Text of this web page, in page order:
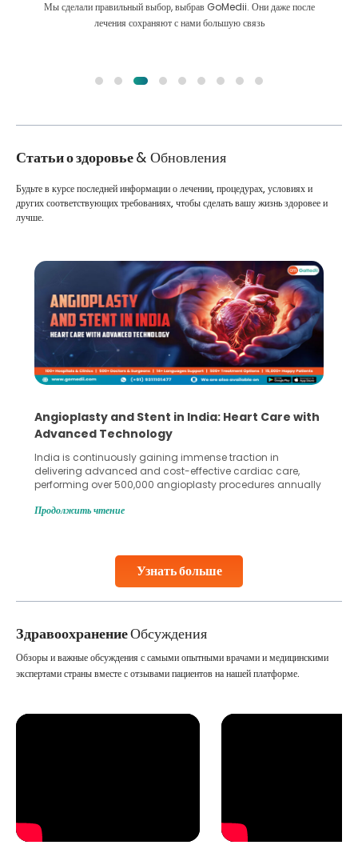
Мы сделали правильный выбор, выбрав GoMedii. Они даже после
лечения сохраняют с нами большую связь
Статьи о здоровье& Обновления
Узнать больше
Будьте в курсе последней информации о лечении, процедурах, условиях и
других соответствующих требованиях, чтобы сделать вашу жизнь здоровее и
лучше.
5 Essential Steps for Effective Human Sperm
Collection and Processing Methods
Human sperm collection and processing are critical steps
in advanced reproductive techniques like In Vitro
Fertilization (IVF) and intrauterine insemination (IUI). These
challenges and help couples achieve their dream of
collected, they process the
Continue Reading
Продолжить чтение
ЗдравоохранениеОбсуждения
Обзоры и важные обсуждения с самыми опытными врачами и медицинскими
экспертами страны вместе с отзывами пациентов на нашей платформе.